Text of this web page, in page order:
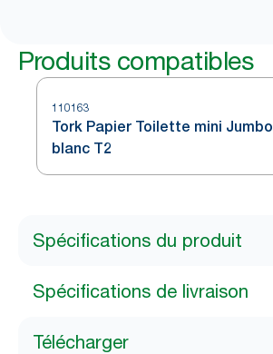
Produits compatibles
110163
Tork Papier Toilette mini Jumbo
blanc T2
Spécifications du produit
Spécifications de livraison
Télécharger